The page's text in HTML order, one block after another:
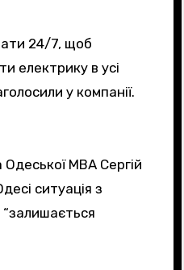
24/7, щоб
електрику в усі
у компанії.
Одеської МВА Сергій
ситуація з